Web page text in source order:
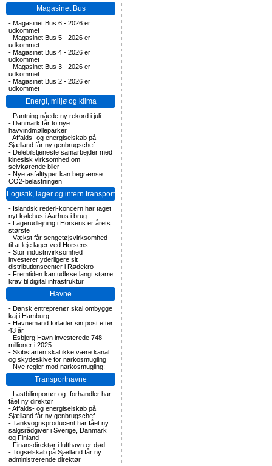
Magasinet Bus
- Magasinet Bus 6 - 2026 er
udkommet
- Magasinet Bus 5 - 2026 er
udkommet
- Magasinet Bus 4 - 2026 er
udkommet
- Magasinet Bus 3 - 2026 er
udkommet
- Magasinet Bus 2 - 2026 er
udkommet
Energi, miljø og klima
- Pantning nåede ny rekord i juli
- Danmark får to nye
havvindmølleparker
-Affalds- og energiselskab på
Sjælland får ny genbrugschef
- Delebilstjeneste samarbejder med
kinesisk virksomhed om
selvkørende biler
- Nye asfalttyper kan begrænse
CO2-belastningen
Logistik, lager og intern transport
- Islandsk rederi-koncern har taget
nyt kølehus i Aarhus i brug
- Lagerudlejning i Horsens er årets
største
- Vækst får sengetøjsvirksomhed
til at leje lager ved Horsens
- Stor industrivirksomhed
investerer yderligere sit
distributionscenter i Rødekro
- Fremtiden kan udløse langt større
krav til digital infrastruktur
Havne
- Dansk entreprenør skal ombygge
kaj i Hamburg
- Havnemand forlader sin post efter
43 år
- Esbjerg Havn investerede 748
millioner i 2025
- Skibsfarten skal ikke være kanal
og skydeskive for narkosmugling
- Nye regler mod narkosmugling:
Transportnavne
- Lastbilimportør og -forhandler har
fået ny direktør
-Affalds- og energiselskab på
Sjælland får ny genbrugschef
- Tankvognsproducent har fået ny
salgsrådgiver i Sverige, Danmark
og Finland
- Finansdirektør i lufthavn er død
- Togselskab på Sjælland får ny
administrerende direktør